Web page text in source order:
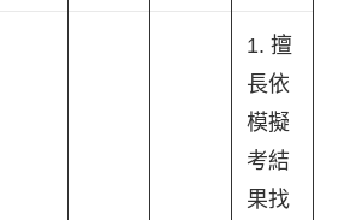
1. 擅
長依
模擬
考結
果找